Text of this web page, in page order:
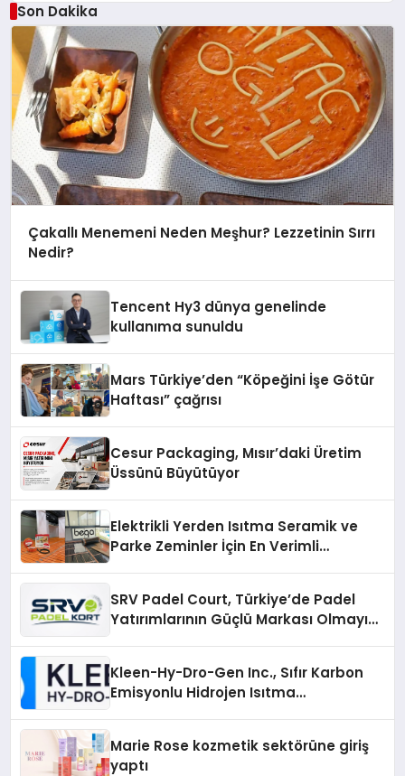
Son Dakika
Çakallı Menemeni Neden Meşhur? Lezzetinin Sırrı
Nedir?
Tencent Hy3 dünya genelinde
kullanıma sunuldu
Mars Türkiye’den “Köpeğini İşe Götür
Haftası” çağrısı
Cesur Packaging, Mısır’daki Üretim
Üssünü Büyütüyor
Elektrikli Yerden Isıtma Seramik ve
Parke Zeminler İçin En Verimli
SRV Padel Court, Türkiye’de Padel
Yatırımlarının Güçlü Markası Olmayı
Kleen-Hy-Dro-Gen Inc., Sıfır Karbon
Emisyonlu Hidrojen Isıtma
Marie Rose kozmetik sektörüne giriş
yaptı